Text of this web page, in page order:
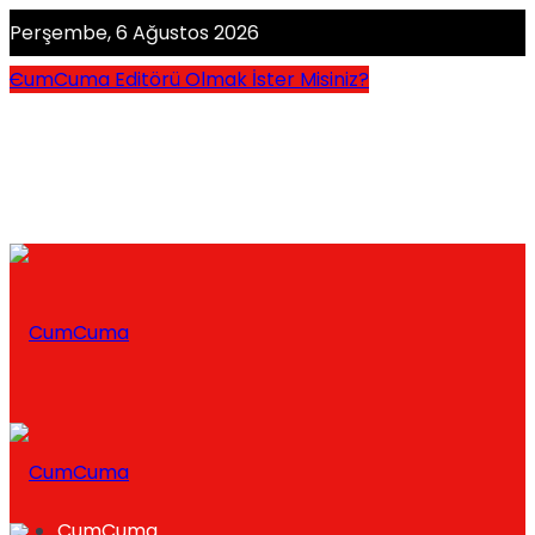
Perşembe, 6 Ağustos 2026
CumCuma Editörü Olmak İster Misiniz?